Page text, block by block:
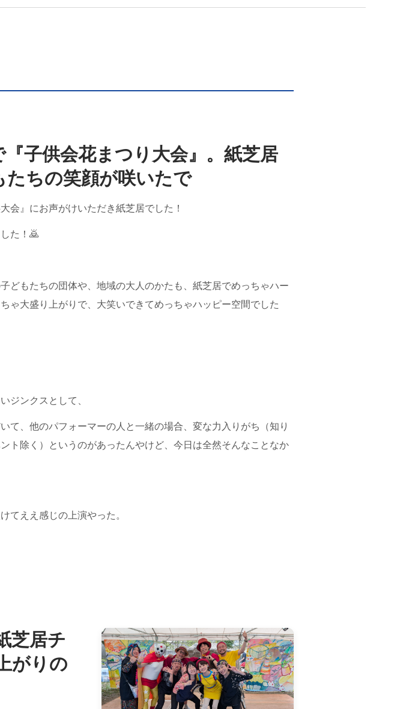
『子供会花まつり大会』。紙芝居
たちの笑顔が咲いたで
大会』にお声がけいただき紙芝居でした！
た！🙇
どもたちの団体や、地域の大人のかたも、紙芝居でめっちゃハー
ちゃ大盛り上がりで、大笑いできてめっちゃハッピー空間でした
ジンクスとして、
て、他のパフォーマーの人と一緒の場合、変な力入りがち（知り
ト除く）というのがあったんやけど、今日は全然そんなことなか
てええ感じの上演やった。
芝居チ
がりの